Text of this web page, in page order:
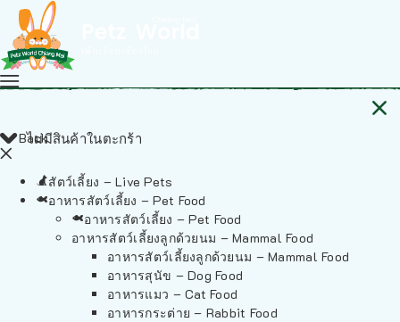
ไม่มีสินค้าในตะกร้า
Back
สัตว์เลี้ยง – Live Pets
อาหารสัตว์เลี้ยง – Pet Food
อาหารสัตว์เลี้ยง – Pet Food
อาหารสัตว์เลี้ยงลูกด้วยนม – Mammal Food
อาหารสัตว์เลี้ยงลูกด้วยนม – Mammal Food
อาหารสุนัข – Dog Food
อาหารแมว – Cat Food
อาหารกระต่าย – Rabbit Food